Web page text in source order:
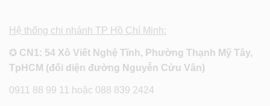
Hệ thống chi nhánh TP Hồ Chí Minh:
✪ CN1: 54 Xô Viết Nghệ Tĩnh, Phường Thạnh Mỹ Tây,
TpHCM (đối diện đường Nguyễn Cửu Vân)
0911 88 99 11 hoặc 088 839 2424